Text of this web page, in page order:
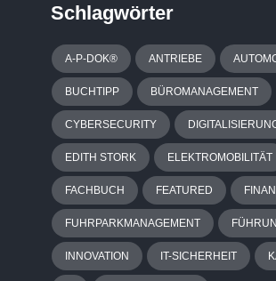
Schlagwörter
A-P-DOK® ANTRIEBE
BUCHTIPP BÜROMANAGEMENT
CYBERSECURITY
EDITH STORK ELEKTROMOBILITÄT
FACHBUCH FEATURED
FUHRPARKMANAGEMENT
INNOVATION IT-SICHERHEIT